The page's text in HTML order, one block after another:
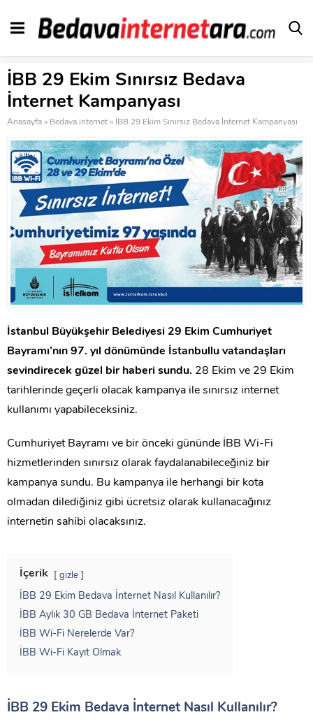
İBB 29 Ekim Sınırsız Bedava
İnternet Kampanyası
Anasayfa » Bedava internet » İBB 29 Ekim Sınırsız Bedava İnternet Kampanyası
İstanbul Büyükşehir Belediyesi 29 Ekim Cumhuriyet
Bayramı’nın 97. yıl dönümünde İstanbullu vatandaşları
sevindirecek güzel bir haberi sundu. 28 Ekim ve 29 Ekim
tarihlerinde geçerli olacak kampanya ile sınırsız internet
kullanımı yapabileceksiniz.
Cumhuriyet Bayramı ve bir önceki gününde İBB Wi-Fi
hizmetlerinden sınırsız olarak faydalanabileceğiniz bir
kampanya sundu. Bu kampanya ile herhangi bir kota
olmadan dilediğiniz gibi ücretsiz olarak kullanacağınız
internetin sahibi olacaksınız.
İçerik gizle
İBB 29 Ekim Bedava İnternet Nasıl Kullanılır?
İBB Aylık 30 GB Bedava İnternet Paketi
İBB Wi-Fi Nerelerde Var?
İBB Wi-Fi Kayıt Olmak
İBB 29 Ekim Bedava İnternet Nasıl Kullanılır?